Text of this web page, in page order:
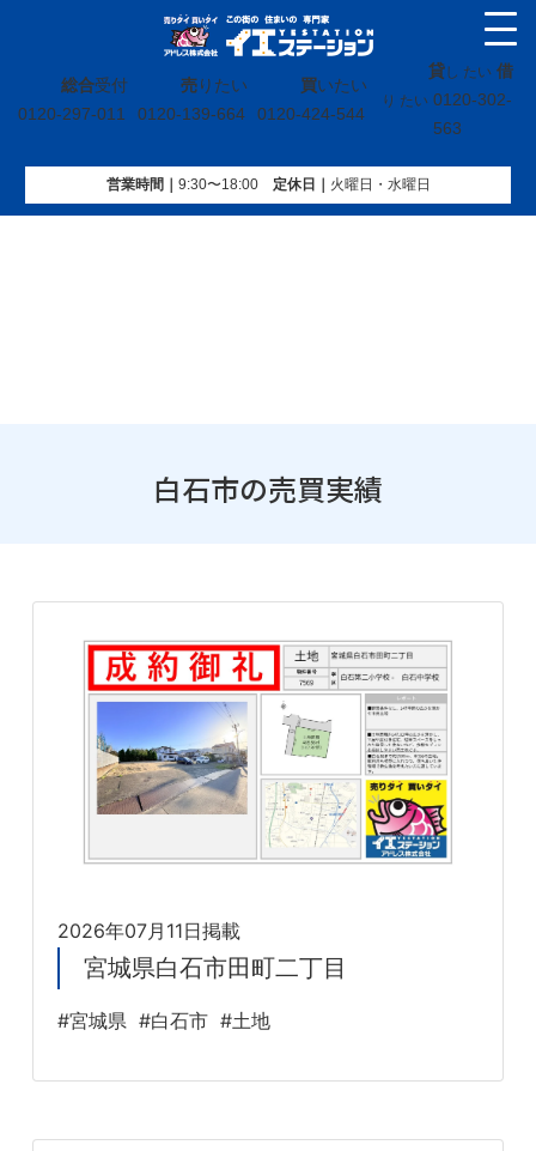
総合受付
0120-297-011
売りたい
0120-139-664
買いたい
0120-424-544
貸し たい 借
り たい 0120-302-
563
営業時間｜ 9:30〜18:00定休⽇｜ 火曜⽇・水曜⽇
イエステーション»売買実績»宮城県»白石市
白石市の売買実績
2026年07月11日掲載
宮城県白石市田町二丁目
#宮城県 #白石市 #土地